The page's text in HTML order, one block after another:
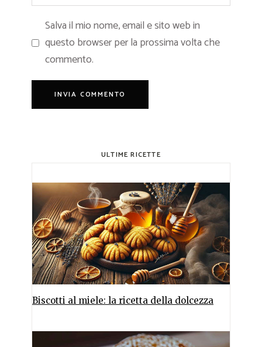
Salva il mio nome, email e sito web in
questo browser per la prossima volta che
commento.
ULTIME RICETTE
Biscotti al miele: la ricetta della dolcezza